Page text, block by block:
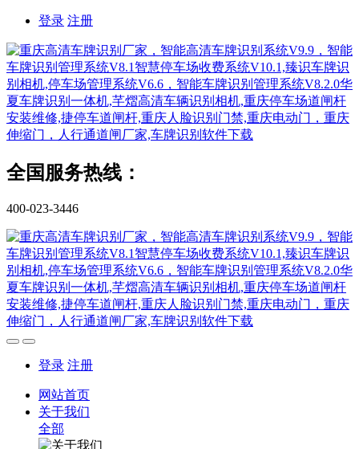
登录 注册
全国服务热线：
400-023-3446
登录 注册
网站首页
关于我们
全部